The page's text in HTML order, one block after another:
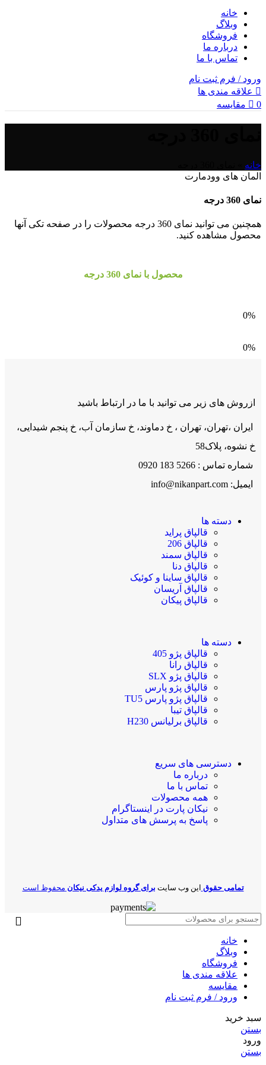
خانه
وبلاگ
فروشگاه
درباره ما
تماس با ما
ورود / فرم ثبت نام
علاقه مندی ها
0
مقایسه
خانه
المان های وودمارت
نمای 360 درجه
همچنین می توانید نمای 360 درجه محصولات را در صفحه تکی آنها
محصول مشاهده کنید.
محصول با نمای 360 درجه
0%
0%
ازروش های زیر می توانید با ما در ارتباط باشید
ایران ،تهران، تهران ، خ دماوند، خ سازمان آب، خ پنجم شیدایی،
خ نشوه، پلاک58
شماره تماس : 5266 183 0920
ایمیل: info@nikanpart.com
دسته ها
قالپاق پراید
قالپاق 206
قالپاق سمند
قالپاق دنا
قالپاق ساینا و کوئیک
قالپاق آریسان
قالپاق پیکان
دسته ها
قالپاق پژو 405
قالپاق رانا
قالپاق پژو SLX
قالپاق پژو پارس
قالپاق پژو پارس TU5
قالپاق تیبا
قالپاق برلیانس H230​
دسترسی های سریع
درباره ما
تماس با ما
همه محصولات
نیکان پارت در اینستاگرام
پاسخ به پرسش های متداول
تمامی حقوق این وب سایت برای گروهلوازم یدکی نیکان محفوظ است
خانه
وبلاگ
فروشگاه
علاقه مندی ها
مقایسه
ورود / فرم ثبت نام
سبد خرید
بستن
ورود
بستن